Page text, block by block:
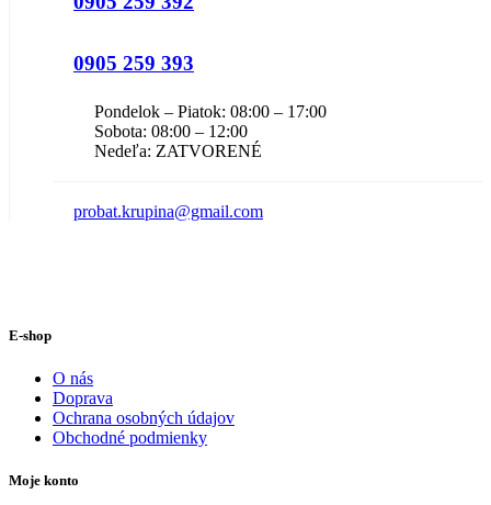
0905 259 393
Pondelok – Piatok: 08:00 – 17:00
Sobota: 08:00 – 12:00
Nedeľa: ZATVORENÉ
probat.krupina@gmail.com
E-shop
O nás
Doprava
Ochrana osobných údajov
Obchodné podmienky
Moje konto